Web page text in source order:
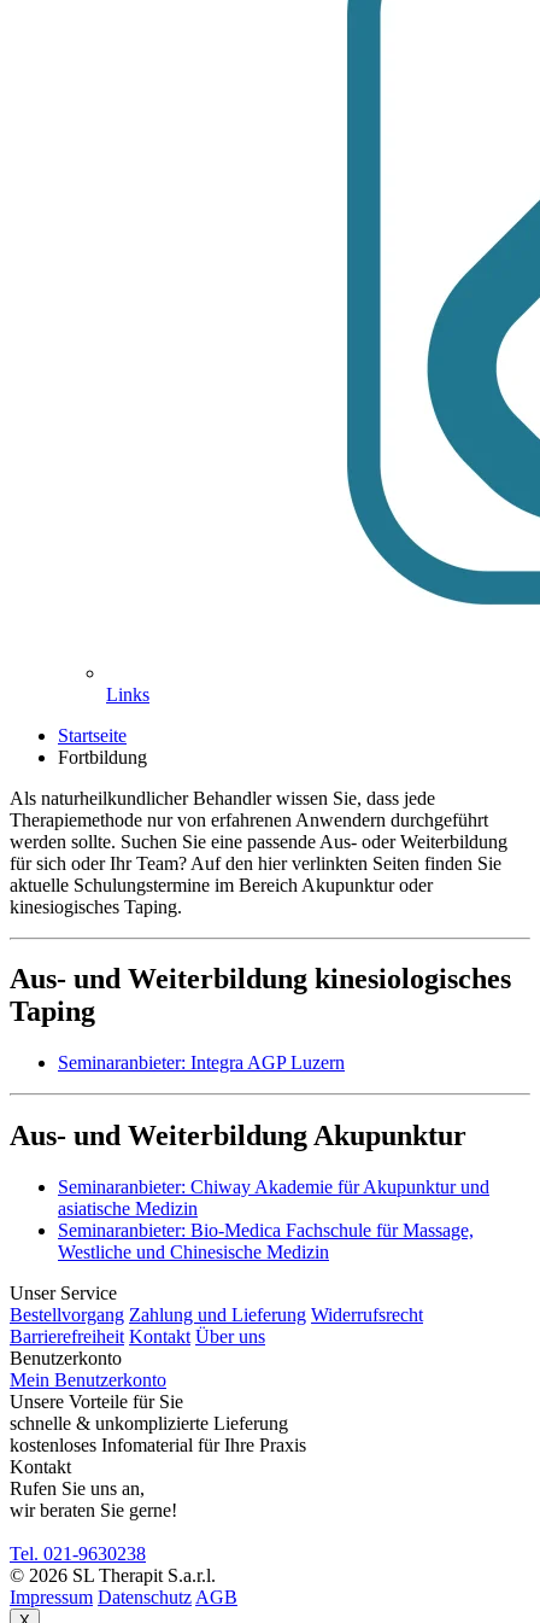
Links
Startseite
Fortbildung
Als naturheilkundlicher Behandler wissen Sie, dass jede
Therapiemethode nur von erfahrenen Anwendern durchgeführt
werden sollte. Suchen Sie eine passende Aus- oder Weiterbildung
für sich oder Ihr Team? Auf den hier verlinkten Seiten finden Sie
aktuelle Schulungstermine im Bereich Akupunktur oder
kinesiogisches Taping.
Aus- und Weiterbildung kinesiologisches
Taping
Seminaranbieter: Integra AGP Luzern
Aus- und Weiterbildung Akupunktur
Seminaranbieter: Chiway Akademie für Akupunktur und
asiatische Medizin
Seminaranbieter: Bio-Medica Fachschule für Massage,
Westliche und Chinesische Medizin
Unser Service
Bestellvorgang Zahlung und Lieferung Widerrufsrecht
Barrierefreiheit Kontakt Über uns
Benutzerkonto
Mein Benutzerkonto
Unsere Vorteile für Sie
schnelle & unkomplizierte Lieferung
kostenloses Infomaterial für Ihre Praxis
Kontakt
Rufen Sie uns an,
wir beraten Sie gerne!
Tel. 021-9630238
© 2026 SL Therapit S.a.r.l.
Impressum Datenschutz AGB